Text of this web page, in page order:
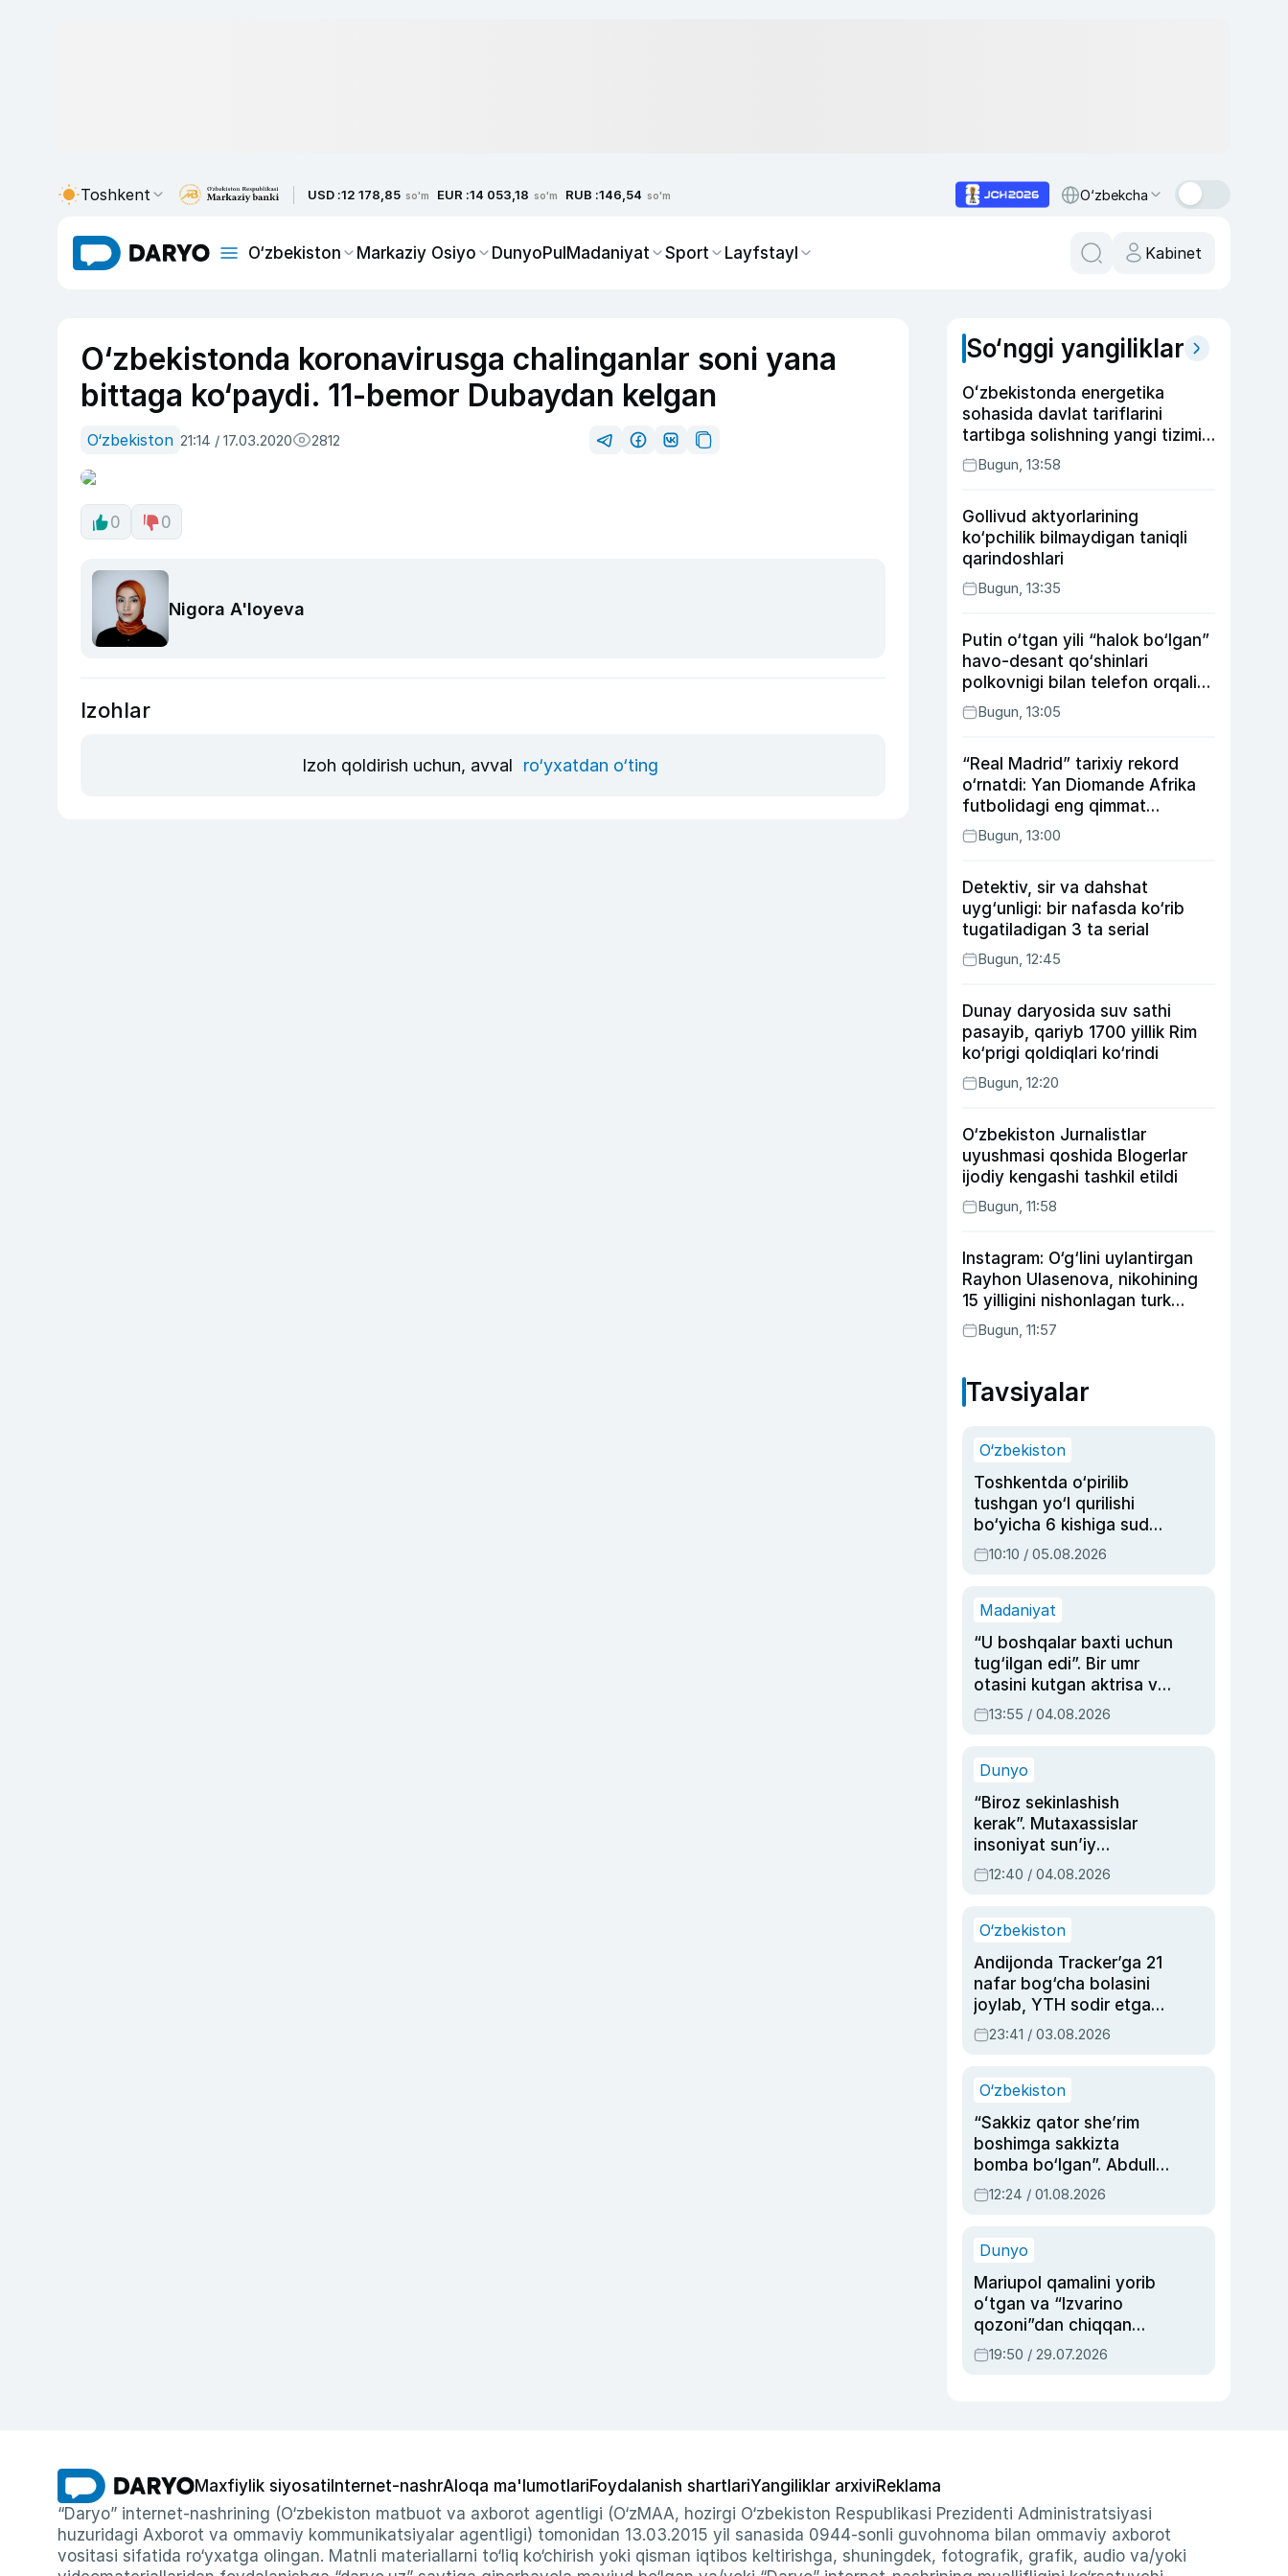
Toshkent USD :12 178,85 so'm EUR :14 053,18 so'm RUB :146,54 so'm O‘zbekcha
O‘zbekiston Markaziy Osiyo DunyoPulMadaniyat Sport Layfstayl Kabinet
O‘zbekistonda koronavirusga chalinganlar soni yana
bittaga ko‘paydi. 11-bemor Dubaydan kelgan
O‘zbekiston 21:14 / 17.03.2020 2812
0 0
Nigora A'loyeva
Izohlar
Izoh qoldirish uchun, avval ro‘yxatdan o‘ting
So‘nggi yangiliklar
Oʻzbekistonda energetika
sohasida davlat tariflarini
tartibga solishning yangi tizimi
joriy etildi
Bugun, 13:58
Gollivud aktyorlarining
ko‘pchilik bilmaydigan taniqli
qarindoshlari
Bugun, 13:35
Putin o‘tgan yili “halok bo‘lgan”
havo-desant qo‘shinlari
polkovnigi bilan telefon orqali
suhbatlashdi
Bugun, 13:05
“Real Madrid” tarixiy rekord
o‘rnatdi: Yan Diomande Afrika
futbolidagi eng qimmat
transferga aylandi
Bugun, 13:00
Detektiv, sir va dahshat
uyg‘unligi: bir nafasda ko‘rib
tugatiladigan 3 ta serial
Bugun, 12:45
Dunay daryosida suv sathi
pasayib, qariyb 1700 yillik Rim
ko‘prigi qoldiqlari ko‘rindi
Bugun, 12:20
O‘zbekiston Jurnalistlar
uyushmasi qoshida Blogerlar
ijodiy kengashi tashkil etildi
Bugun, 11:58
Instagram: O‘g‘lini uylantirgan
Rayhon Ulasenova, nikohining
15 yilligini nishonlagan turk
aktyorlari va Kamelot qasriga
sayohat qilgan Zebo Rahimova
Bugun, 11:57
Tavsiyalar
O‘zbekiston
Toshkentda o‘pirilib
tushgan yo‘l qurilishi
bo‘yicha 6 kishiga sud
hukmi o‘qildi
10:10 / 05.08.2026
Madaniyat
“U boshqalar baxti uchun
tug‘ilgan edi”. Bir umr
otasini kutgan aktrisa va
dublyaj ustasi Rimma
Ahmedovaning
13:55 / 04.08.2026
Dunyo
“Biroz sekinlashish
kerak”. Mutaxassislar
insoniyat sun’iy
intellektni boshqara
olmay qolishidan xavotir
12:40 / 04.08.2026
O‘zbekiston
Andijonda Tracker’ga 21
nafar bog‘cha bolasini
joylab, YTH sodir etgan
ayolga sud hukmi o‘qildi
23:41 / 03.08.2026
O‘zbekiston
“Sakkiz qator she’rim
boshimga sakkizta
bomba bo‘lgan”. Abdulla
Oripovni siyosiy
ayblovlardan asrab
12:24 / 01.08.2026
Dunyo
Mariupol qamalini yorib
oʻtgan va “Izvarino
qozoni”dan chiqqan
qahramon — Ukraina
armiyasi bosh
19:50 / 29.07.2026
Maxfiylik siyosati Internet-nashrAloqa ma'lumotlariFoydalanish shartlariYangiliklar arxiviReklama
“Daryo” internet-nashrining (O‘zbekiston matbuot va axborot agentligi (O‘zMAA, hozirgi O‘zbekiston Respublikasi Prezidenti Administratsiyasi
huzuridagi Axborot va ommaviy kommunikatsiyalar agentligi) tomonidan 13.03.2015 yil sanasida 0944-sonli guvohnoma bilan ommaviy axborot
vositasi sifatida ro‘yxatga olingan. Matnli materiallarni to‘liq ko‘chirish yoki qisman iqtibos keltirishga, shuningdek, fotografik, grafik, audio va/yoki